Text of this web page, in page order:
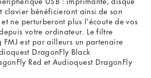
clavier bénéficieront ainsi de son
ne perturberont plus l'écoute de vos
votre ordinateur. Le filtre
FMJ est par ailleurs un partenaire
DragonFly Black
Red et Audioquest DragonFly